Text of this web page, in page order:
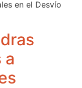
en el Desvío
a